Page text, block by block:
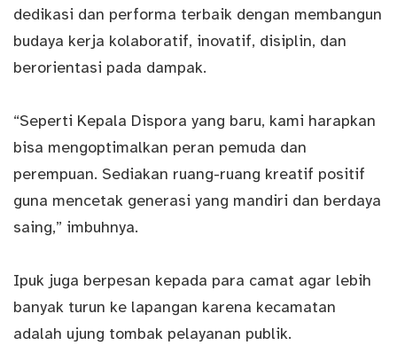
dedikasi dan performa terbaik dengan membangun
budaya kerja kolaboratif, inovatif, disiplin, dan
berorientasi pada dampak.
“Seperti Kepala Dispora yang baru, kami harapkan
bisa mengoptimalkan peran pemuda dan
perempuan. Sediakan ruang-ruang kreatif positif
guna mencetak generasi yang mandiri dan berdaya
saing,” imbuhnya.
Ipuk juga berpesan kepada para camat agar lebih
banyak turun ke lapangan karena kecamatan
adalah ujung tombak pelayanan publik.